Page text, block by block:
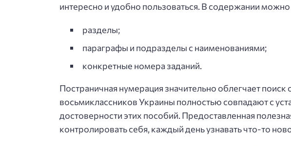
интересно и удобно пользоваться. В содержании можно
разделы;
параграфы и подразделы с наименованиями;
конкретные номера заданий.
Постраничная нумерация значительно облегчает
восьмиклассников Украины полностью совпадают с
достоверности этих пособий. Предоставленная
контролировать себя, каждый день узнавать что-то